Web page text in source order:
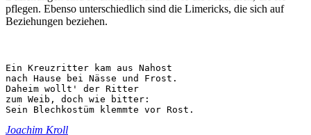
pflegen. Ebenso unterschiedlich sind die Limericks, die sich auf
Beziehungen beziehen.
Ein Kreuzritter kam aus Nahost
nach Hause bei Nässe und Frost.
Daheim wollt' der Ritter
zum Weib, doch wie bitter:
Sein Blechkostüm klemmte vor Rost.
Joachim Kroll